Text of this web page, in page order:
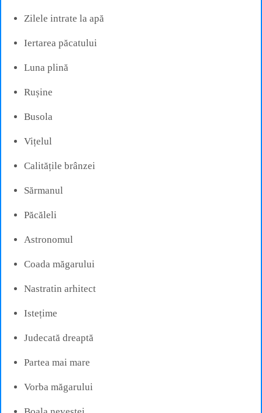
Zilele intrate la apă
Iertarea păcatului
Luna plină
Rușine
Busola
Vițelul
Calitățile brânzei
Sărmanul
Păcăleli
Astronomul
Coada măgarului
Nastratin arhitect
Istețime
Judecată dreaptă
Partea mai mare
Vorba măgarului